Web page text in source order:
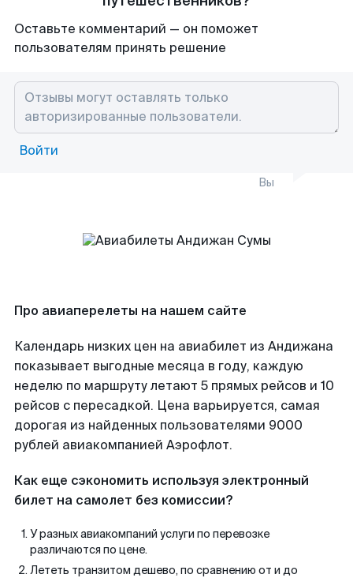
Оставьте комментарий — он поможет
пользователям принять решение
Войти
Вы
Про авиаперелеты на нашем сайте
Календарь низких цен на авиабилет из Андижана
показывает выгодные месяца в году, каждую
неделю по маршруту летают 5 прямых рейсов и 10
рейсов с пересадкой. Цена варьируется, самая
дорогая из найденных пользователями 9000
рублей авиакомпанией Аэрофлот.
Как еще сэкономить используя электронный
билет на самолет без комиссии?
У разных авиакомпаний услуги по перевозке
различаются по цене.
Лететь транзитом дешево, по сравнению от и до